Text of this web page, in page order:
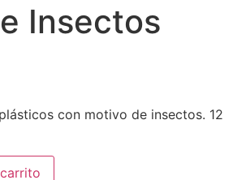
Insectos
con motivo de insectos. 12